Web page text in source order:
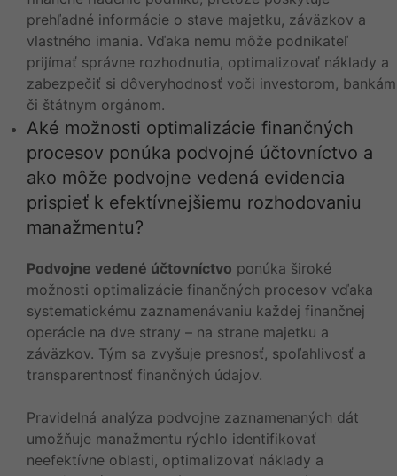
prehľadné informácie o stave majetku, záväzkov a
vlastného imania. Vďaka nemu môže podnikateľ
prijímať správne rozhodnutia, optimalizovať náklady a
zabezpečiť si dôveryhodnosť voči investorom, bankám
či štátnym orgánom.
Aké možnosti optimalizácie finančných
procesov ponúka podvojné účtovníctvo a
ako môže podvojne vedená evidencia
prispieť k efektívnejšiemu rozhodovaniu
manažmentu?
Podvojne vedené účtovníctvo ponúka široké
možnosti optimalizácie finančných procesov vďaka
systematickému zaznamenávaniu každej finančnej
operácie na dve strany – na strane majetku a
záväzkov. Tým sa zvyšuje presnosť, spoľahlivosť a
transparentnosť finančných údajov.
Pravidelná analýza podvojne zaznamenaných dát
umožňuje manažmentu rýchlo identifikovať
neefektívne oblasti, optimalizovať náklady a